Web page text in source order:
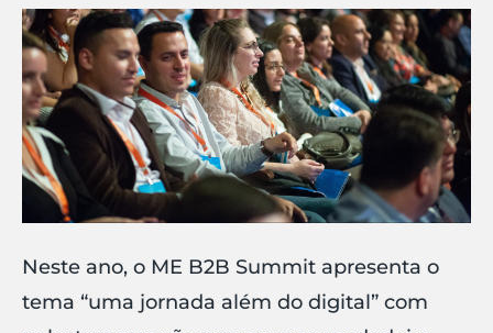
Neste ano, o ME B2B Summit apresenta o
tema “uma jornada além do digital” com